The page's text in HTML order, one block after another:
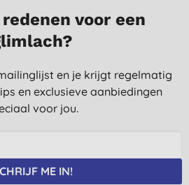
voor een
en je krijgt regelmatig
en exclusieve aanbiedingen
voor jou.
ME IN!